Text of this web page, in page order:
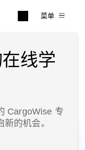
菜单
线学
CargoWise 专
的机会。